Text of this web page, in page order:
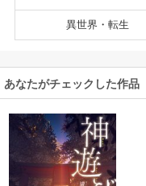
異世界・転生
あなたがチェックした作品